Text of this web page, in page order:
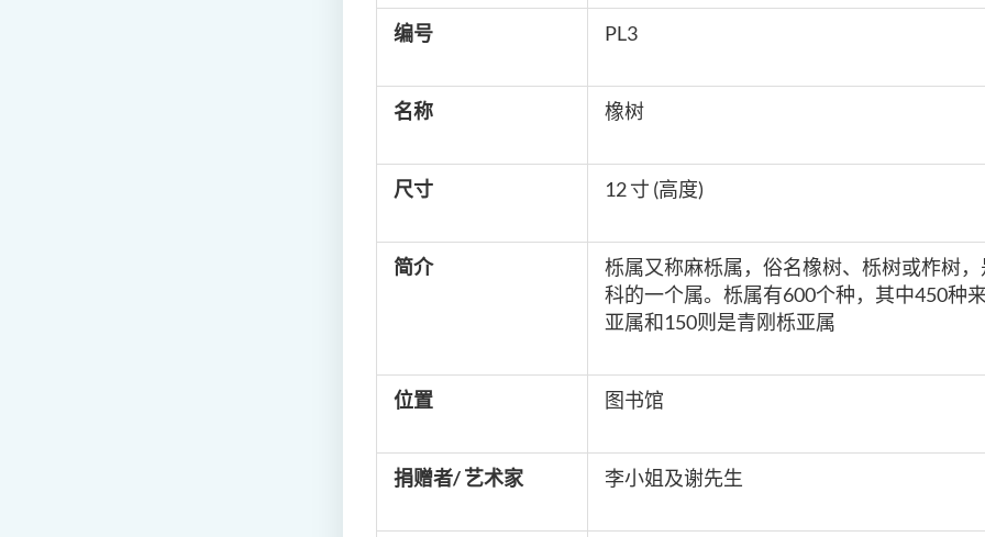
编号 PL3
名称 橡树
尺寸 12 寸 (高度)
简介
栎属又称麻栎属，俗名橡树、栎树或柞树
科的一个属。栎属有600个种，其中450种
亚属和150则是青刚栎亚属
位置 图书馆
捐赠者/ 艺术家 李小姐及谢先生